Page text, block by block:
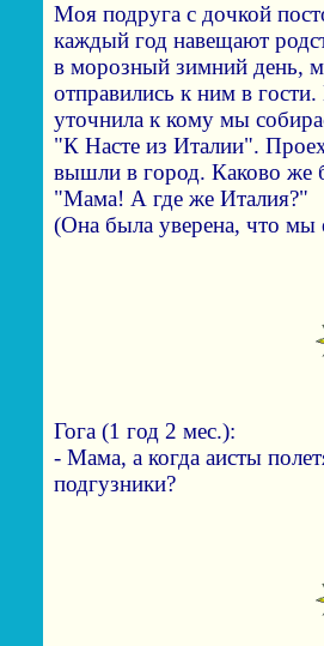
Моя подруга с дочкой
каждый год навещают
в морозный зимний день,
отправились к ним в
уточнила к кому мы
"К Насте из Италии".
вышли в город. Каково же
"Мама! А где же Италия?"
(Она была уверена, что мы
Гога (1 год 2 мес.):
- Мама, а когда аисты
подгузники?